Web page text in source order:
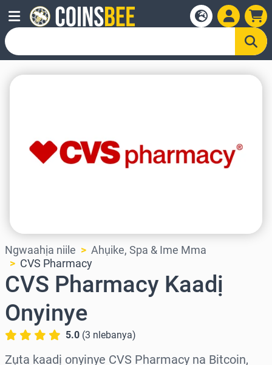
Ngwaahịa niile
Ahụike, Spa & Ime Mma
CVS Pharmacy
CVS Pharmacy Kaadị
Onyinye
5.0 (3 nlebanya)
Zụta kaadị onyinye CVS Pharmacy na Bitcoin,